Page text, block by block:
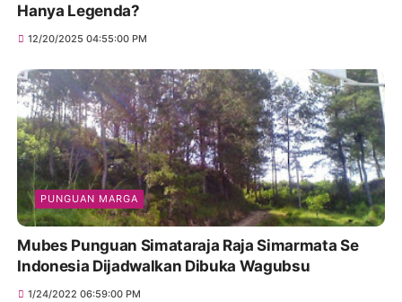
Hanya Legenda?
12/20/2025 04:55:00 PM
PUNGUAN MARGA
Mubes Punguan Simataraja Raja Simarmata Se
Indonesia Dijadwalkan Dibuka Wagubsu
1/24/2022 06:59:00 PM